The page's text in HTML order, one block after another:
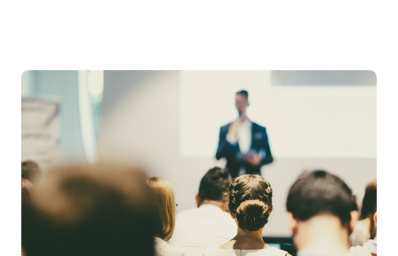
attraverso una piattaforma europea dedicata. Ampio spazio
anche al racconto di esperienze imprenditoriali concrete. In
particolare, è stata condivisa la testimonianza di Paolo Ganis,
CEO di Vitesy, realtà nata a Pordenone che in otto anni ha
costruito un percorso di crescita internazionale fondato su
innovazione, capacità di esecuzione e visione
imprenditoriale. Vitesy rappresenta un esempio concreto di
come una startup deep tech possa crescere, scalare e
competere sui mercati globali, partendo da un territorio e
valorizzando competenze, tecnologie e opportunità offerte
dagli ecosistemi dell’innovazione. Creare le condizioni perché